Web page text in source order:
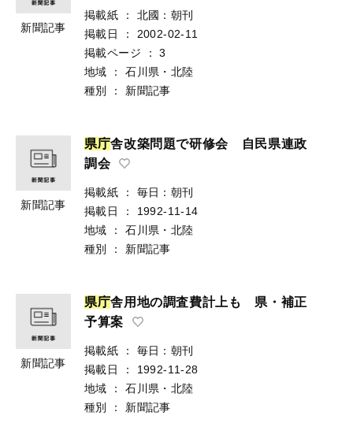
新聞記事
掲載紙 ：
北國：朝刊
掲載日
：
2002-02-11
掲載ページ
：
3
地域
：
石川県・北陸
種別
： 新聞記事
新聞記事
県庁舎改築問題で研修会 自民県連政
調会
掲載紙 ：
毎日：朝刊
掲載日
：
1992-11-14
地域
：
石川県・北陸
種別
： 新聞記事
新聞記事
県庁舎用地の調査費計上も 県・補正
予算案
掲載紙 ：
毎日：朝刊
掲載日
：
1992-11-28
地域
：
石川県・北陸
種別
： 新聞記事